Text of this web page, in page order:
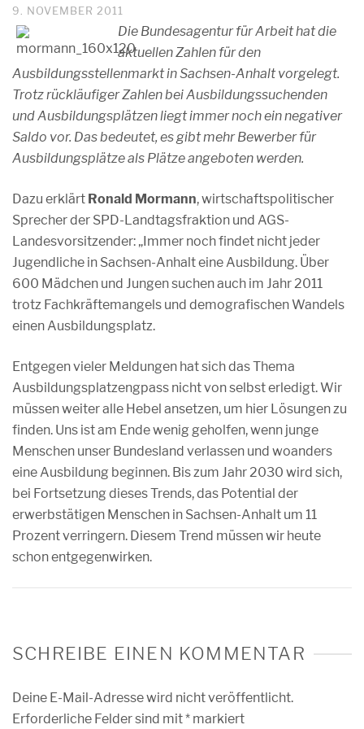
9. NOVEMBER 2011
Die Bundesagentur für Arbeit hat die
aktuellen Zahlen für den
Ausbildungsstellenmarkt in Sachsen-Anhalt vorgelegt.
Trotz rückläufiger Zahlen bei Ausbildungssuchenden
und Ausbildungsplätzen liegt immer noch ein negativer
Saldo vor. Das bedeutet, es gibt mehr Bewerber für
Ausbildungsplätze als Plätze angeboten werden.
Dazu erklärt Ronald Mormann, wirtschaftspolitischer
Sprecher der SPD-Landtagsfraktion und AGS-
Landesvorsitzender: „Immer noch findet nicht jeder
Jugendliche in Sachsen-Anhalt eine Ausbildung. Über
600 Mädchen und Jungen suchen auch im Jahr 2011
trotz Fachkräftemangels und demografischen Wandels
einen Ausbildungsplatz.
Entgegen vieler Meldungen hat sich das Thema
Ausbildungsplatzengpass nicht von selbst erledigt. Wir
müssen weiter alle Hebel ansetzen, um hier Lösungen zu
finden. Uns ist am Ende wenig geholfen, wenn junge
Menschen unser Bundesland verlassen und woanders
eine Ausbildung beginnen. Bis zum Jahr 2030 wird sich,
bei Fortsetzung dieses Trends, das Potential der
erwerbstätigen Menschen in Sachsen-Anhalt um 11
Prozent verringern. Diesem Trend müssen wir heute
schon entgegenwirken.
SCHREIBE EINEN KOMMENTAR
Deine E-Mail-Adresse wird nicht veröffentlicht.
Erforderliche Felder sind mit* markiert